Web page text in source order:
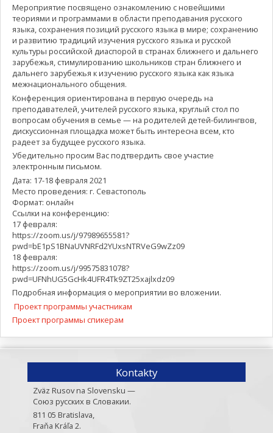
Мероприятие посвящено ознакомлению с новейшими
теориями и программами в области преподавания русского
языка, сохранения позиций русского языка в мире; сохранению
и развитию традиций изучения русского языка и русской
культуры российской диаспорой в странах ближнего и дальнего
зарубежья, стимулированию школьников стран ближнего и
дальнего зарубежья к изучению русского языка как языка
межнационального общения.
Конференция ориентирована в первую очередь на
преподавателей, учителей русского языка, круглый стол по
вопросам обучения в семье — на родителей детей-билингвов,
дискуссионная площадка может быть интересна всем, кто
радеет за будущее русского языка.
Убедительно просим Вас подтвердить свое участие
электронным письмом.
Дата: 17-18 февраля 2021
Место проведения: г. Севастополь
Формат: онлайн
Ссылки на конференцию:
17 февраля:
https://zoom.us/j/97989655581?
pwd=bE1pS1BNaUVNRFd2YUxsNTRVeG9wZz09
18 февраля:
https://zoom.us/j/99575831078?
pwd=UFNhUG5GcHk4UFR4Tk9ZT25xajlxdz09
Подробная информация о мероприятии во вложении.
Проект программы участникам
Проект программы спикерам
Kontakty
Zväz Rusov na Slovensku —
Союз русских в Словакии.
811 05 Bratislava,
Fraňa Kráľa 2.